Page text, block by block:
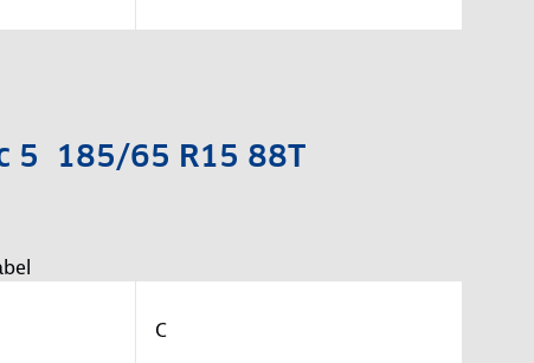
5 185/65 R15 88T
C